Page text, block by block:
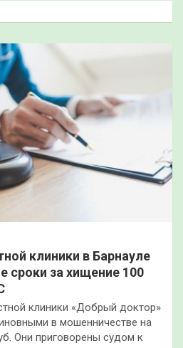
клиники в Барнауле
сроки за хищение 100
клиники «Добрый доктор»
в мошенничестве на
Они приговорены судом к